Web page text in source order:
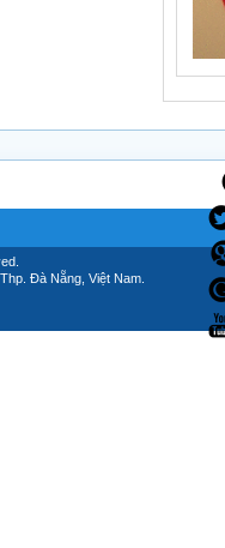
Đà Nẵng, Việt Nam.